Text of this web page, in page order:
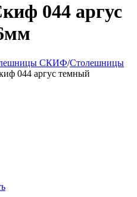
044 аргус
СКИФ/Столешницы
044 аргус темный